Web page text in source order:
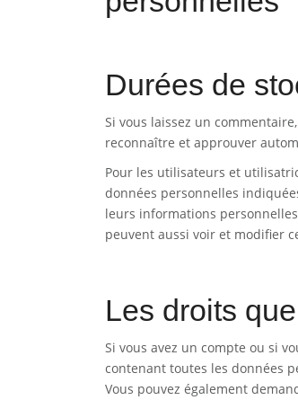
Durées de
Si vous laissez un
reconnaître et approuver
Pour les utilisateurs et
données personnelles
leurs informations
peuvent aussi voir et modifier
Les droits
Si vous avez un compte ou si
contenant toutes les données
Vous pouvez également